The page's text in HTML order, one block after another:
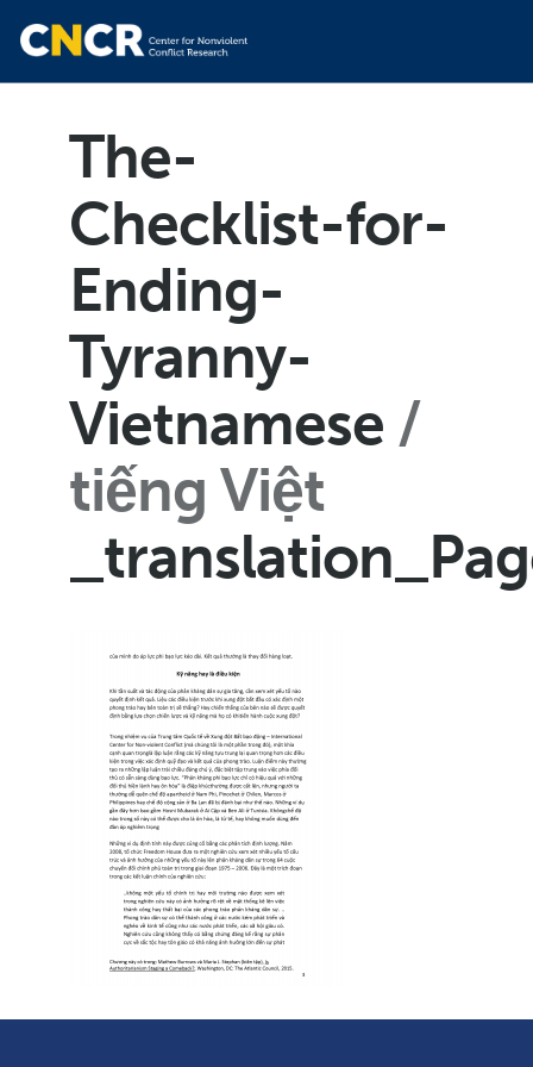
The-
Checklist-for-
Ending-
Tyranny-
Vietnamese
tiếng Việt